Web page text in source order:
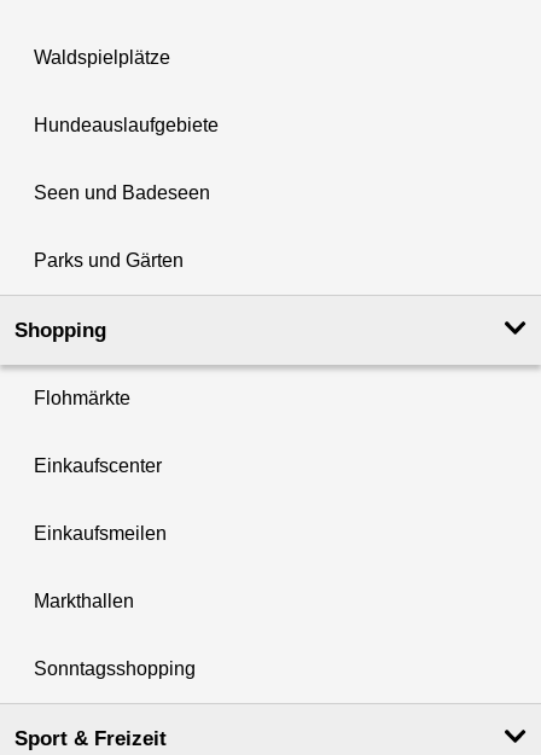
Waldspielplätze
Hundeauslaufgebiete
Seen und Badeseen
Parks und Gärten
Shopping
Flohmärkte
Einkaufscenter
Einkaufsmeilen
Markthallen
Sonntagsshopping
Sport & Freizeit